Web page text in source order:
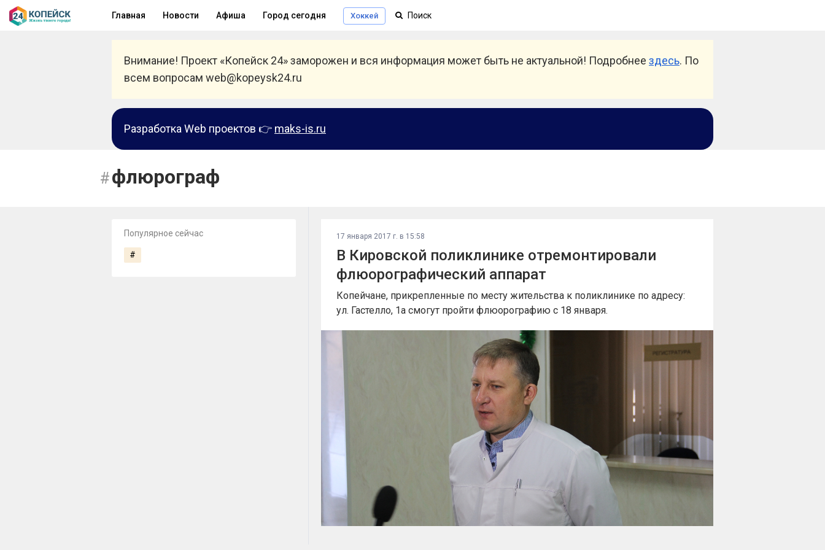
Главная Новости Афиша Город сегодня Хоккей
Внимание! Проект «Копейск 24» заморожен и вся информация может быть не актуальной! Подробнее здесь. По
всем вопросам web@kopeysk24.ru
Разработка Web проектов 👉 maks-is.ru
флюрограф
Популярное сейчас
#
17 января 2017 г. в 15:58
В Кировской поликлинике отремонтировали
флюорографический аппарат
Копейчане, прикрепленные по месту жительства к поликлинике по адресу:
ул. Гастелло, 1а смогут пройти флюорографию с 18 января.